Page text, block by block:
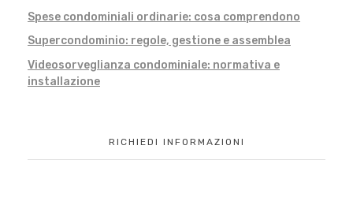
Spese condominiali ordinarie: cosa comprendono
Supercondominio: regole, gestione e assemblea
Videosorveglianza condominiale: normativa e
installazione
RICHIEDI INFORMAZIONI